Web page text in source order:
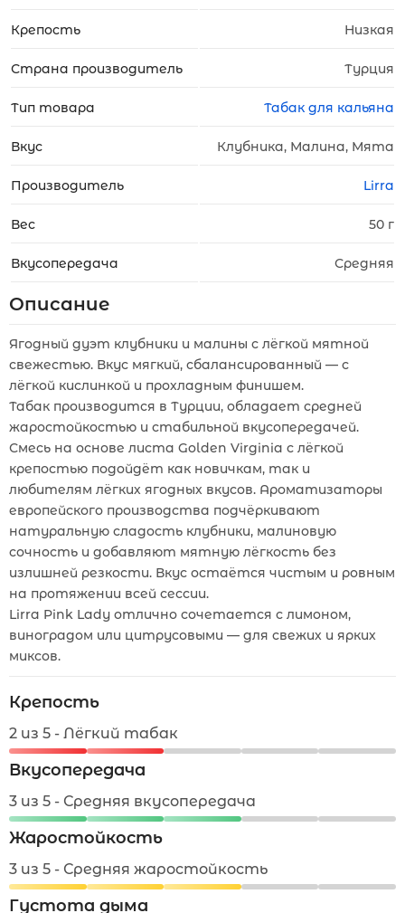
Крепость Низкая
Страна производитель Турция
Тип товара Табак для кальяна
Вкус Клубника, Малина, Мята
Производитель Lirra
Вес 50 г
Вкусопередача Средняя
Описание
Ягодный дуэт клубники и малины с лёгкой мятной
свежестью. Вкус мягкий, сбалансированный — с
лёгкой кислинкой и прохладным финишем.
Табак производится в Турции, обладает средней
жаростойкостью и стабильной вкусопередачей.
Смесь на основе листа Golden Virginia с лёгкой
крепостью подойдёт как новичкам, так и
любителям лёгких ягодных вкусов. Ароматизаторы
европейского производства подчёркивают
натуральную сладость клубники, малиновую
сочность и добавляют мятную лёгкость без
излишней резкости. Вкус остаётся чистым и ровным
на протяжении всей сессии.
Lirra Pink Lady отлично сочетается с лимоном,
виноградом или цитрусовыми — для свежих и ярких
миксов.
Крепость
2 из 5 - Лёгкий табак
Вкусопередача
3 из 5 - Средняя вкусопередача
Жаростойкость
3 из 5 - Средняя жаростойкость
Густота дыма